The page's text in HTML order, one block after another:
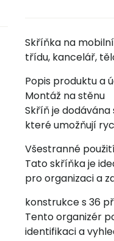
Skříňka na
třídu, kancelář,
Popis produktu a
Montáž na stěnu
Skříň je
které umožňují
Všestranné
Tato skříňka je
pro organizaci a
konstrukce s 36
Tento organizér
identifikaci a